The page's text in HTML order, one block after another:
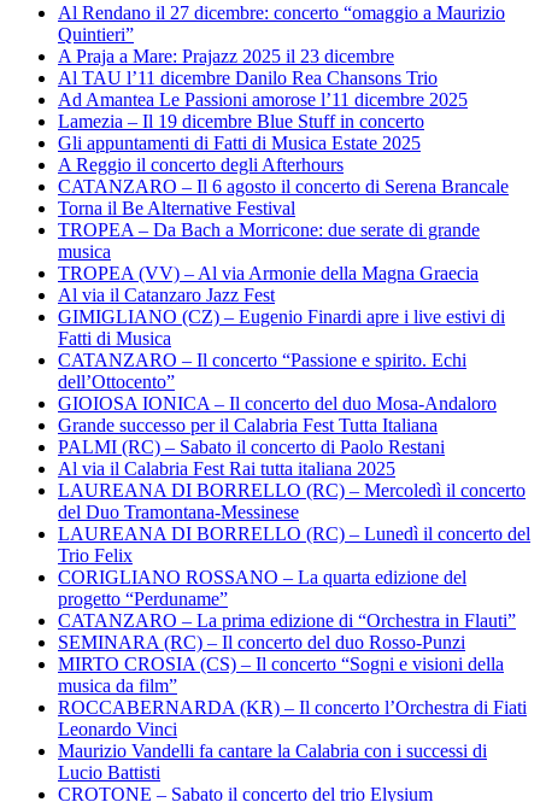
Al Rendano il 27 dicembre: concerto “omaggio a Maurizio
Quintieri”
A Praja a Mare: Prajazz 2025 il 23 dicembre
Al TAU l’11 dicembre Danilo Rea Chansons Trio
Ad Amantea Le Passioni amorose l’11 dicembre 2025
Lamezia – Il 19 dicembre Blue Stuff in concerto
Gli appuntamenti di Fatti di Musica Estate 2025
A Reggio il concerto degli Afterhours
CATANZARO – Il 6 agosto il concerto di Serena Brancale
Torna il Be Alternative Festival
TROPEA – Da Bach a Morricone: due serate di grande
musica
TROPEA (VV) – Al via Armonie della Magna Graecia
Al via il Catanzaro Jazz Fest
GIMIGLIANO (CZ) – Eugenio Finardi apre i live estivi di
Fatti di Musica
CATANZARO – Il concerto “Passione e spirito. Echi
dell’Ottocento”
GIOIOSA IONICA – Il concerto del duo Mosa-Andaloro
Grande successo per il Calabria Fest Tutta Italiana
PALMI (RC) – Sabato il concerto di Paolo Restani
Al via il Calabria Fest Rai tutta italiana 2025
LAUREANA DI BORRELLO (RC) – Mercoledì il concerto
del Duo Tramontana-Messinese
LAUREANA DI BORRELLO (RC) – Lunedì il concerto del
Trio Felix
CORIGLIANO ROSSANO – La quarta edizione del
progetto “Perduname”
CATANZARO – La prima edizione di “Orchestra in Flauti”
SEMINARA (RC) – Il concerto del duo Rosso-Punzi
MIRTO CROSIA (CS) – Il concerto “Sogni e visioni della
musica da film”
ROCCABERNARDA (KR) – Il concerto l’Orchestra di Fiati
Leonardo Vinci
Maurizio Vandelli fa cantare la Calabria con i successi di
Lucio Battisti
CROTONE – Sabato il concerto del trio Elysium